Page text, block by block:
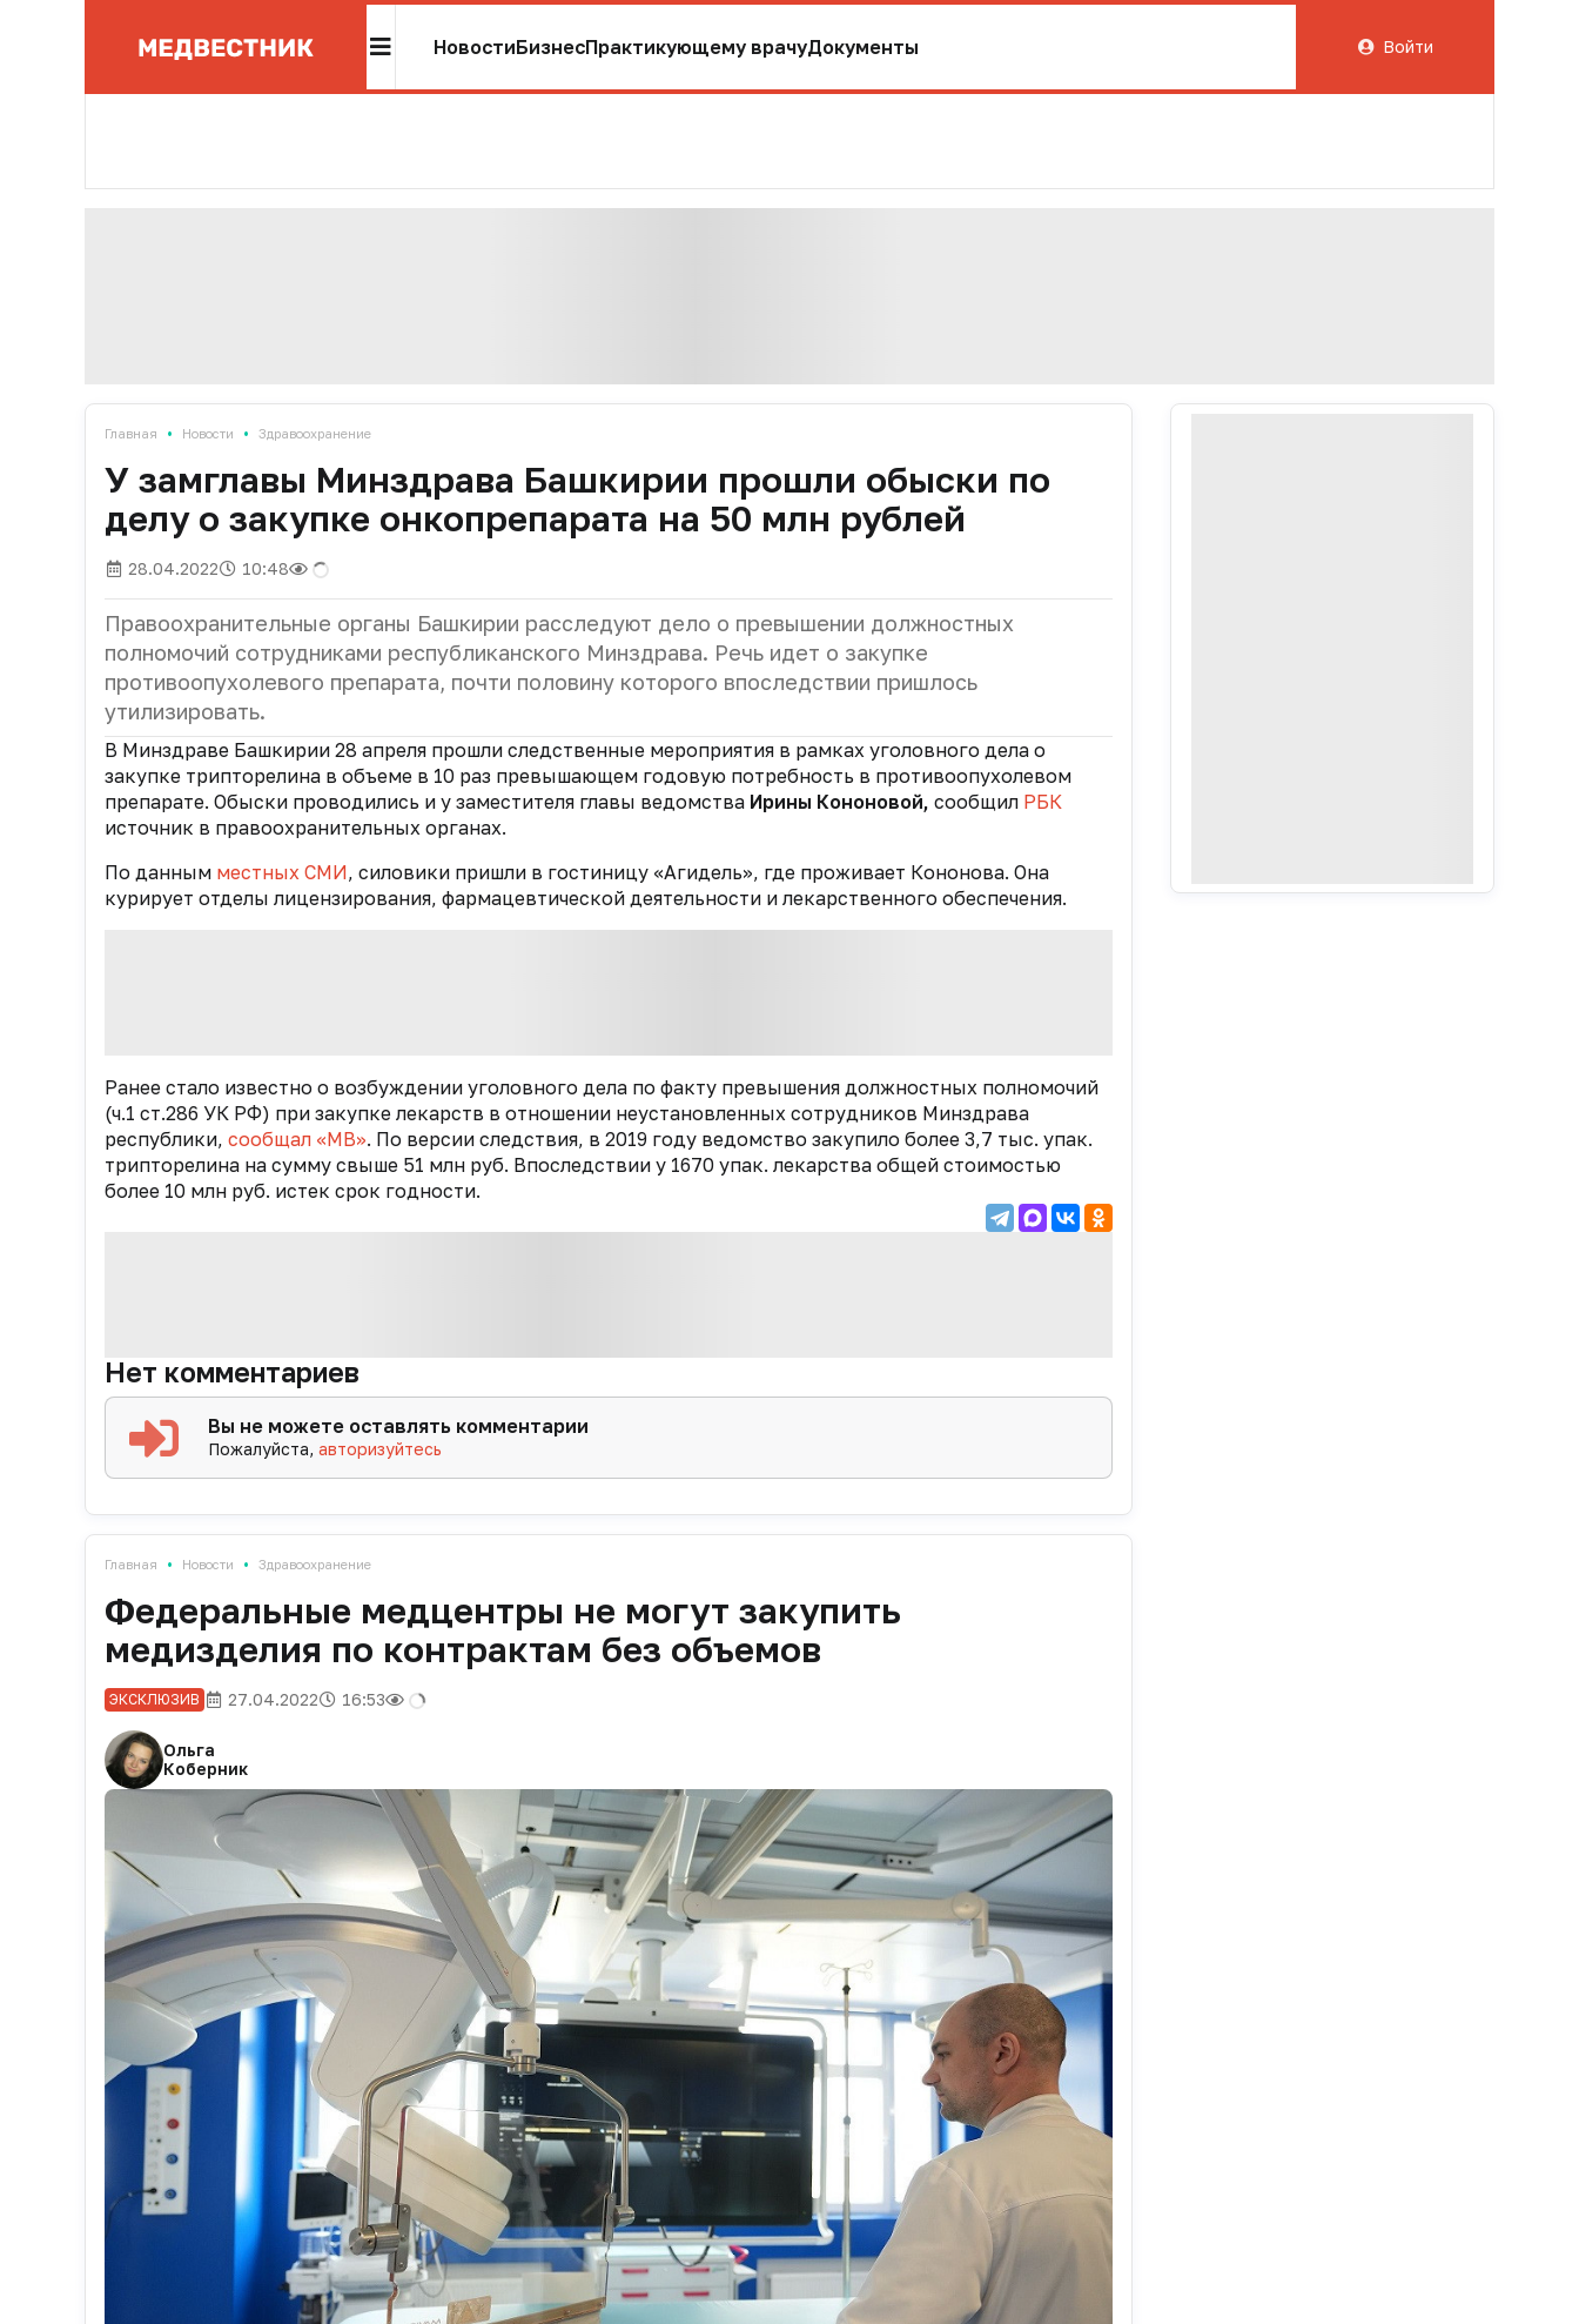
НовостиБизнесПрактикующему врачуДокументы Войти
Главная • Новости • Здравоохранение
У замглавы Минздрава Башкирии прошли обыски по
делу о закупке онкопрепарата на 50 млн рублей
28.04.2022 10:48
Правоохранительные органы Башкирии расследуют дело о превышении должностных
полномочий сотрудниками республиканского Минздрава. Речь идет о закупке
противоопухолевого препарата, почти половину которого впоследствии пришлось
утилизировать.
В Минздраве Башкирии 28 апреля прошли следственные мероприятия в рамках уголовного дела о
закупке трипторелина в объеме в 10 раз превышающем годовую потребность в противоопухолевом
препарате. Обыски проводились и у заместителя главы ведомства Ирины Кононовой, сообщил РБК
источник в правоохранительных органах.
По данным местных СМИ, силовики пришли в гостиницу «Агидель», где проживает Кононова. Она
курирует отделы лицензирования, фармацевтической деятельности и лекарственного обеспечения.
Ранее стало известно о возбуждении уголовного дела по факту превышения должностных полномочий
(ч.1 ст.286 УК РФ) при закупке лекарств в отношении неустановленных сотрудников Минздрава
республики, сообщал «МВ». По версии следствия, в 2019 году ведомство закупило более 3,7 тыс. упак.
трипторелина на сумму свыше 51 млн руб. Впоследствии у 1670 упак. лекарства общей стоимостью
более 10 млн руб. истек срок годности.
Нет комментариев
Вы не можете оставлять комментарии
Пожалуйста,авторизуйтесь
Главная • Новости • Здравоохранение
Федеральные медцентры не могут закупить
медизделия по контрактам без объемов
ЭКСКЛЮЗИВ 27.04.2022 16:53
Ольга
Коберник